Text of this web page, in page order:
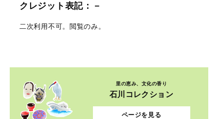
クレジット表記：－
二次利用不可。閲覧のみ。
里の恵み、文化の香り
石川コレクション
ページを見る